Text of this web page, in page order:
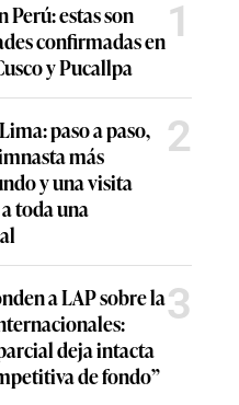
Perú: estas son
confirmadas en
y Pucallpa
1
paso a paso,
más
y una visita
toda una
2
a LAP sobre la
deja intacta
de fondo”
3